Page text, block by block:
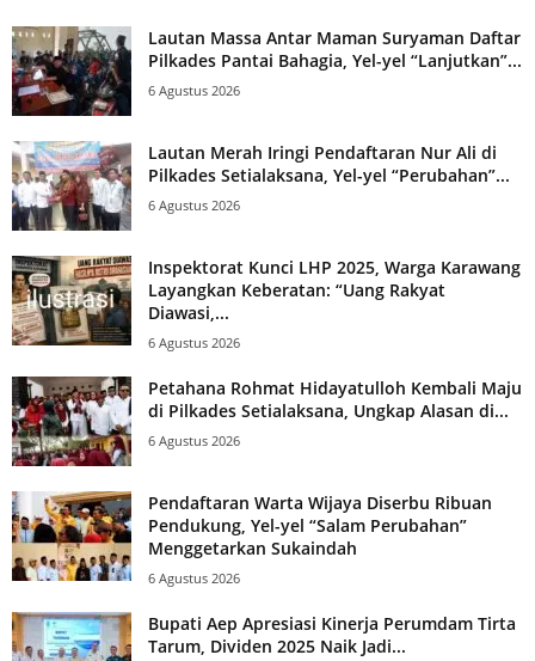
Lautan Massa Antar Maman Suryaman Daftar
Pilkades Pantai Bahagia, Yel-yel “Lanjutkan”...
6 Agustus 2026
Lautan Merah Iringi Pendaftaran Nur Ali di
Pilkades Setialaksana, Yel-yel “Perubahan”...
6 Agustus 2026
Inspektorat Kunci LHP 2025, Warga Karawang
Layangkan Keberatan: “Uang Rakyat
Diawasi,...
6 Agustus 2026
Petahana Rohmat Hidayatulloh Kembali Maju
di Pilkades Setialaksana, Ungkap Alasan di...
6 Agustus 2026
Pendaftaran Warta Wijaya Diserbu Ribuan
Pendukung, Yel-yel “Salam Perubahan”
Menggetarkan Sukaindah
6 Agustus 2026
Bupati Aep Apresiasi Kinerja Perumdam Tirta
Tarum, Dividen 2025 Naik Jadi...